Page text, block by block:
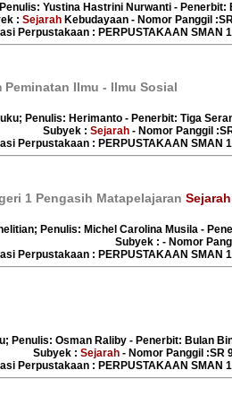
Yustina Hastrini Nurwanti - Penerbit:
: Sejarah Kebudayaan - Nomor Panggil
Perpustakaan : PERPUSTAKAAN SMAN
Peminatan Ilmu - Ilmu Sosial
Penulis: Herimanto - Penerbit: Tiga
Subyek : Sejarah - Nomor Panggil
Perpustakaan : PERPUSTAKAAN SMAN
1 Pengasih Matapelajaran Sejarah
Penulis: Michel Carolina Musila -
Subyek : - Nomor
Perpustakaan : PERPUSTAKAAN SMAN
Penulis: Osman Raliby - Penerbit: Bulan
Subyek : Sejarah - Nomor Panggil :SR
Perpustakaan : PERPUSTAKAAN SMAN